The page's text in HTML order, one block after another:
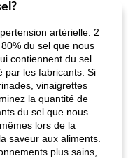
artérielle. 2
du sel que nous
contiennent du sel
par les fabricants. Si
vinaigrettes
la quantité de
du sel que nous
lors de la
saveur aux aliments.
plus sains,